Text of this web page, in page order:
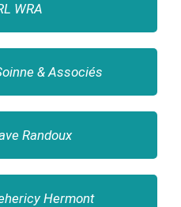
WRA
& Associés
Randoux
Hermont